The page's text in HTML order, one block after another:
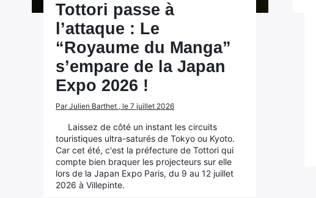
Tottori passe à
l’attaque : Le
“Royaume du Manga”
s’empare de la Japan
Expo 2026 !
Par Julien Barthet , le 7 juillet 2026
Laissez de côté un instant les circuits
touristiques ultra-saturés de Tokyo ou Kyoto.
Car cet été, c'est la préfecture de Tottori qui
compte bien braquer les projecteurs sur elle
lors de la Japan Expo Paris, du 9 au 12 juillet
2026 à Villepinte.